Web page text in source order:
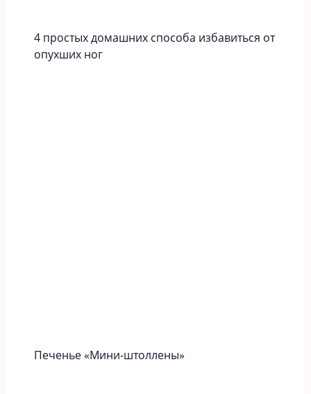
4 простых домашних способа избавиться от
опухших ног
Печенье «Мини-штоллены»